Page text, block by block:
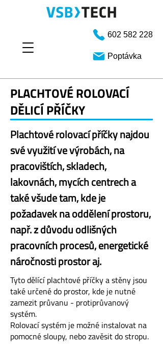
602 582 228
Poptávka
PLACHTOVÉ ROLOVACÍ
DĚLICÍ PŘÍČKY
Plachtové rolovací příčky najdou
své využití ve výrobách, na
pracovištích, skladech,
lakovnách, mycích centrech a
také všude tam, kde je
požadavek na oddělení prostoru,
např. z důvodu odlišných
pracovních procesů, energetické
náročnosti prostor aj.
Tyto dělící plachtové příčky a stěny jsou
také určené do prostor, kde je nutné
zamezit průvanu - protiprůvanový
systém.
Rolovací systém je možné instalovat na
pomocné sloupy, nebo zavěsit do stropu.